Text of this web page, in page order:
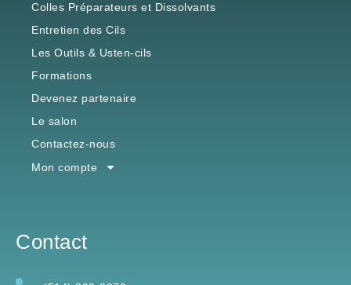
Colles Préparateurs et Dissolvants
Entretien des Cils
Les Outils & Usten-cils
Formations
Devenez partenaire
Le salon
Contactez-nous
Mon compte
Contact